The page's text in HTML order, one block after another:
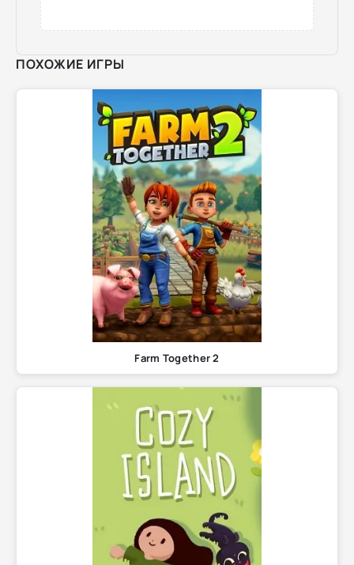
ПОХОЖИЕ ИГРЫ
Farm Together 2